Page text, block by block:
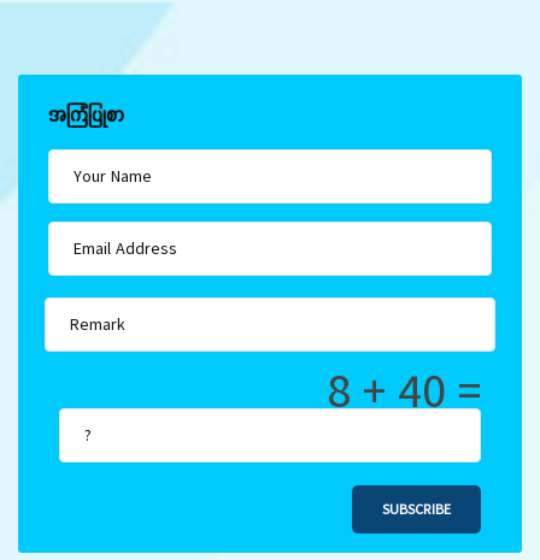
အကြံပြုစာ
8 + 40 =
SUBSCRIBE